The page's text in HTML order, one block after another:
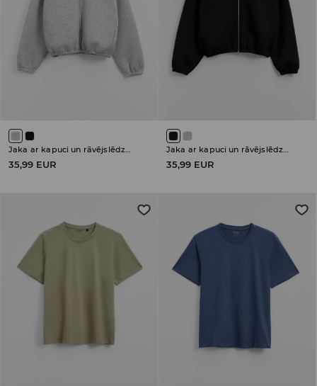
Jaka ar kapuci un rāvējslēdzēja aizdari
35,99 EUR
Jaka ar kapuci un rāvējslēdzēja aizdari
35,99 EUR